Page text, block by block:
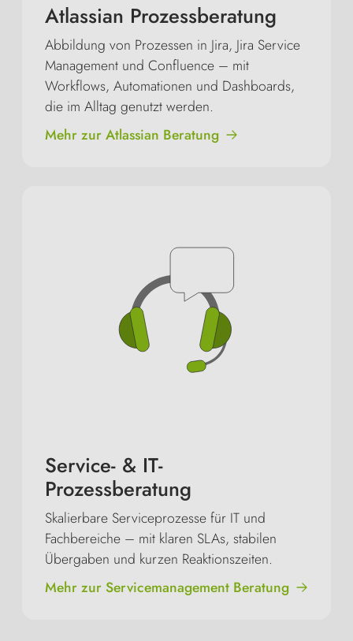
Atlassian Prozessberatung
Abbildung von Prozessen in Jira, Jira Service
Management und Confluence – mit
Workflows, Automationen und Dashboards,
die im Alltag genutzt werden.
Mehr zur Atlassian Beratung
Service- & IT-
Prozessberatung
Skalierbare Serviceprozesse für IT und
Fachbereiche – mit klaren SLAs, stabilen
Übergaben und kurzen Reaktionszeiten.
Mehr zur Servicemanagement Beratung